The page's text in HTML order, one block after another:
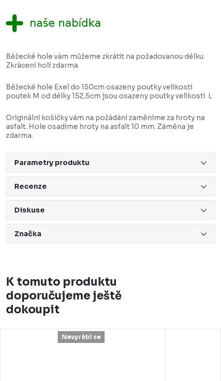
Běžecké hole vám můžeme zkrátit na požadovanou délku.
Zkrácení holí zdarma.
Běžecké hole Exel do 150cm osazeny poutky velikostí
poutek M od délky 152,5cm jsou osazeny poutky velikostí L
Originální košíčky vám na požádání zaměníme za hroty na
asfalt. Hole osadíme hroty na asfalt 10 mm. Záměna je
zdarma.
Parametry produktu
Recenze
Diskuse
Značka
K tomuto produktu
doporučujeme ještě
dokoupit
Nevyrábí se